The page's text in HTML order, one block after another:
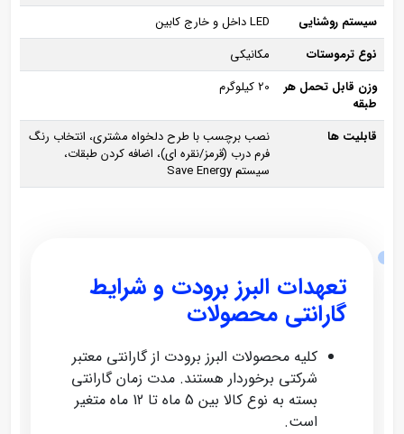
سیستم روشنایی
LED داخل و خارج کابین
نوع ترموستات
مکانیکی
وزن قابل تحمل هر
طبقه
20 کیلوگرم
قابلیت ها
نصب برچسب با طرح دلخواه مشتری، انتخاب رنگ
فرم درب (قرمز/نقره ای)، اضافه کردن طبقات،
سیستم Save Energy
تعهدات البرز برودت و شرایط
گارانتی محصولات
کلیه محصولات البرز برودت از گارانتی معتبر
شرکتی برخوردار هستند. مدت زمان گارانتی
بسته به نوع کالا بین 5 ماه تا 12 ماه متغیر
است.